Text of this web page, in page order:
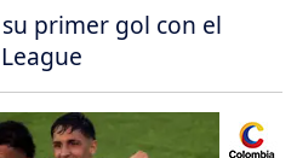
primer gol con el